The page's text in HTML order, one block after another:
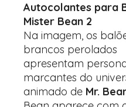
Autocolantes para
Mister Bean 2
Na imagem, os
brancos perolados
apresentam
marcantes do
animado de Mr.